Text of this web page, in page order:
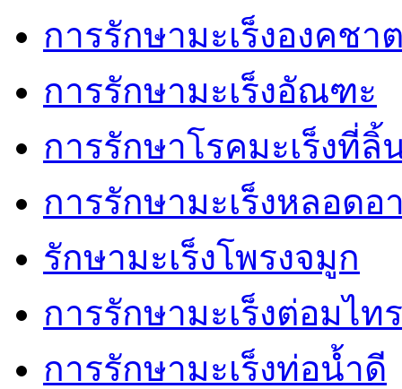
การรักษามะเร็งองคชา
การรักษามะเร็งอัณฑะ
การรักษาโรคมะเร็งที่ลิ้
การรักษามะเร็งหลอดอ
รักษามะเร็งโพรงจมูก
การรักษามะเร็งต่อมไท
การรักษามะเร็งท่อน้ำดี